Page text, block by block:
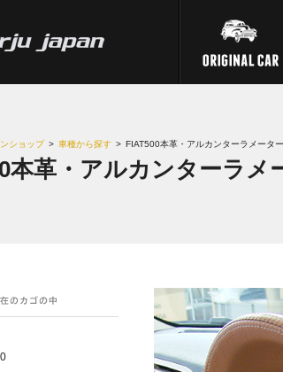
ショップ > 車種から探す > FIAT500本革・アルカンターラメータ
本革・アルカンターラメ